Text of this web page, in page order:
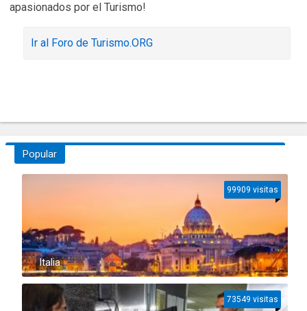
apasionados por el Turismo!
Ir al Foro de Turismo.ORG
Popular
Italia
99909 visitas
73549 visitas